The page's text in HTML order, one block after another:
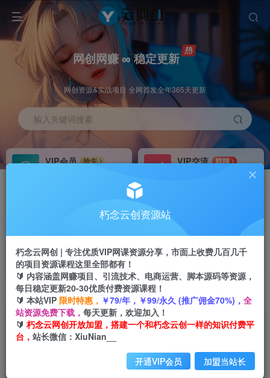
网创网赚 ∞ 稳定更新
网创资源&实战项目 全网首发全年365天更新
输入关键词搜索
VIP会员
抢先
VIP交流
群聊
研究探讨更多创业项目路子。
会员专属推广链接
搭建同款网站，自己当老板
四导航 导航
APP下载
GO
首页 创业课程 会员专属 正文
（6150期）2023同城生活团购-达人课程，简单易
上手 不用保证金 普通人也可以弯道超车
关注 私信
朽念云创资源站
朽念云网创 | 专注优质VIP网课资源分享，市面上收费几百几千
的项目资源课程这里全部都有！
🔰 内容涵盖网赚项目、引流技术、电商运营、脚本源码等资源，
每日稳定更新20-30优质付费资源课程！
🔰 本站VIP 限时特惠， ￥79/年，￥99/永久 (推广佣金70%)， 全
站资源免费下载， 每天更新，欢迎加入！
🔰 朽念云网创开放加盟，搭建一个和朽念云创一样的知识付费平
台， 站长微信：XiuNian__
开通VIP会员 加盟当站长